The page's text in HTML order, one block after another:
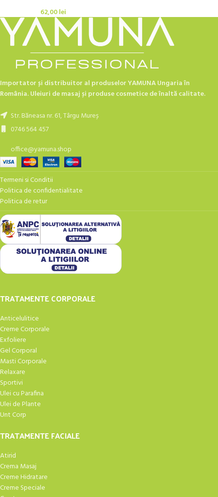
62,00lei
Importator și distribuitor al produselor YAMUNA Ungaria în
România. Uleiuri de masaj și produse cosmetice de înaltă calitate.
Str. Băneasa nr. 61, Târgu Mureș
0746 564 457
office@yamuna.shop
Termeni si Conditii
Politica de confidentialitate
Politica de retur
TRATAMENTE CORPORALE
Anticelulitice
Creme Corporale
Exfoliere
Gel Corporal
Masti Corporale
Relaxare
Sportivi
Ulei cu Parafina
Ulei de Plante
Unt Corp
TRATAMENTE FACIALE
Atirid
Crema Masaj
Creme Hidratare
Creme Speciale